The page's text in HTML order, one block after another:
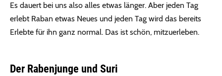
Es dauert bei uns also alles etwas länger. Aber jeden Tag
erlebt Raban etwas Neues und jeden Tag wird das bereits
Erlebte für ihn ganz normal. Das ist schön, mitzuerleben.
Der Rabenjunge und Suri